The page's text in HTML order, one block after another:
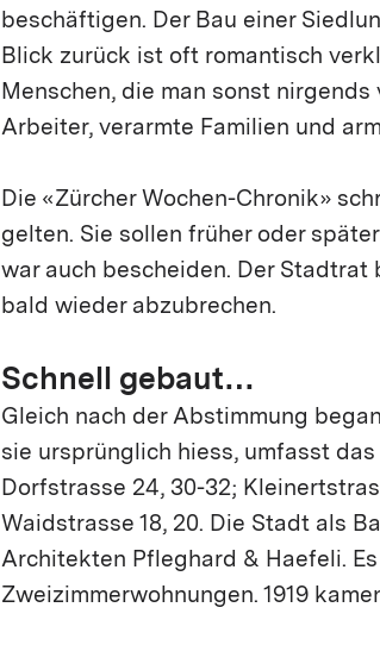
beschäftigen. Der Bau einer
Blick zurück ist oft romantisch
Menschen, die man sonst
Arbeiter, verarmte Familien und
Die «Zürcher Wochen-Chronik»
gelten. Sie sollen früher oder
war auch bescheiden. Der
bald wieder abzubrechen.
Schnell gebaut…
Gleich nach der Abstimmung
sie ursprünglich hiess, umfasst
Dorfstrasse 24, 30-32;
Waidstrasse 18, 20. Die Stadt als
Architekten Pfleghard & Haefeli.
Zweizimmerwohnungen. 1919